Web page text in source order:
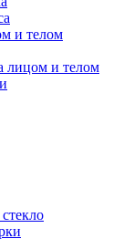
и телом
лицом и телом